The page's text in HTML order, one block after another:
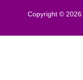
Copyright © 2026